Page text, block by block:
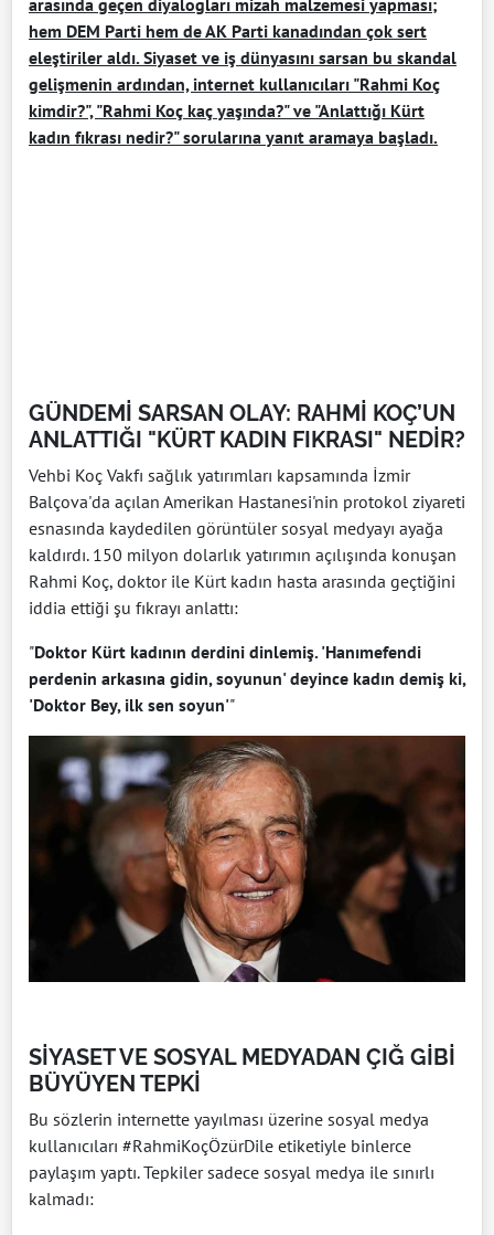
hem DEM Parti hem de AK Parti kanadından çok sert
eleştiriler aldı. Siyaset ve iş dünyasını sarsan bu skandal
gelişmenin ardından, internet kullanıcıları "Rahmi Koç
kimdir?", "Rahmi Koç kaç yaşında?" ve "Anlattığı Kürt
kadın fıkrası nedir?" sorularına yanıt aramaya başladı.
GÜNDEMİ SARSAN OLAY: RAHMİ KOÇ’UN
ANLATTIĞI "KÜRT KADIN FIKRASI" NEDİR?
Vehbi Koç Vakfı sağlık yatırımları kapsamında İzmir
Balçova'da açılan Amerikan Hastanesi'nin protokol ziyareti
esnasında kaydedilen görüntüler sosyal medyayı ayağa
kaldırdı. 150 milyon dolarlık yatırımın açılışında konuşan
Rahmi Koç, doktor ile Kürt kadın hasta arasında geçtiğini
iddia ettiği şu fıkrayı anlattı:
"Doktor Kürt kadının derdini dinlemiş. 'Hanımefendi
perdenin arkasına gidin, soyunun' deyince kadın demiş ki,
'Doktor Bey, ilk sen soyun'"
SİYASET VE SOSYAL MEDYADAN ÇIĞ GİBİ
BÜYÜYEN TEPKİ
Bu sözlerin internette yayılması üzerine sosyal medya
kullanıcıları #RahmiKoçÖzürDile etiketiyle binlerce
paylaşım yaptı. Tepkiler sadece sosyal medya ile sınırlı
kalmadı: